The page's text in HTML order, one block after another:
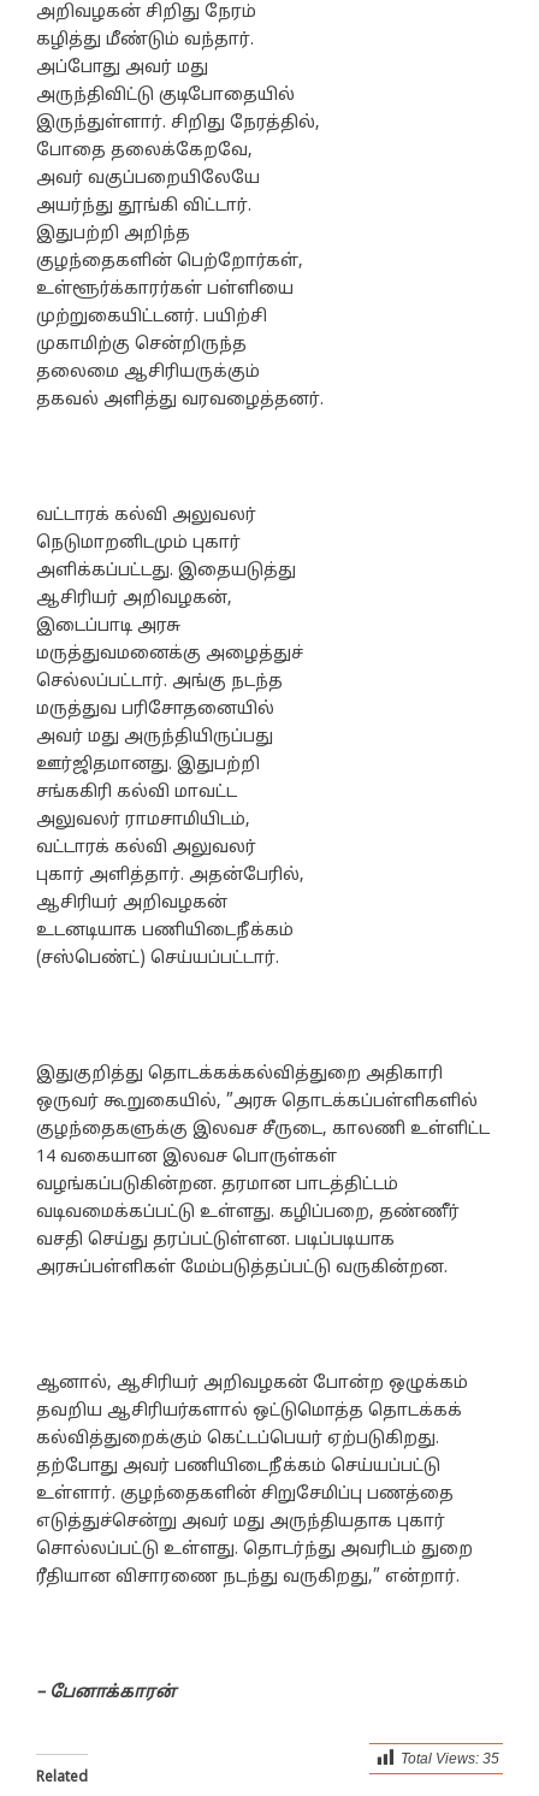
அறிவழகன் சிறிது நேரம்
கழித்து மீண்டும் வந்தார்.
அப்போது அவர் மது
அருந்திவிட்டு குடிபோதையில்
இருந்துள்ளார். சிறிது நேரத்தில்,
போதை தலைக்கேறவே,
அவர் வகுப்பறையிலேயே
அயர்ந்து தூங்கி விட்டார்.
இதுபற்றி அறிந்த
குழந்தைகளின் பெற்றோர்கள்,
உள்ளூர்க்காரர்கள் பள்ளியை
முற்றுகையிட்டனர். பயிற்சி
முகாமிற்கு சென்றிருந்த
தலைமை ஆசிரியருக்கும்
தகவல் அளித்து வரவழைத்தனர்.
வட்டாரக் கல்வி அலுவலர்
நெடுமாறனிடமும் புகார்
அளிக்கப்பட்டது. இதையடுத்து
ஆசிரியர் அறிவழகன்,
இடைப்பாடி அரசு
மருத்துவமனைக்கு அழைத்துச்
செல்லப்பட்டார். அங்கு நடந்த
மருத்துவ பரிசோதனையில்
அவர் மது அருந்தியிருப்பது
ஊர்ஜிதமானது. இதுபற்றி
சங்ககிரி கல்வி மாவட்ட
அலுவலர் ராமசாமியிடம்,
வட்டாரக் கல்வி அலுவலர்
புகார் அளித்தார். அதன்பேரில்,
ஆசிரியர் அறிவழகன்
உடனடியாக பணியிடைநீக்கம்
(சஸ்பெண்ட்) செய்யப்பட்டார்.
இதுகுறித்து தொடக்கக்கல்வித்துறை அதிகாரி
ஒருவர் கூறுகையில், ”அரசு தொடக்கப்பள்ளிகளில்
குழந்தைகளுக்கு இலவச சீருடை, காலணி உள்ளிட்ட
14 வகையான இலவச பொருள்கள்
வழங்கப்படுகின்றன. தரமான பாடத்திட்டம்
வடிவமைக்கப்பட்டு உள்ளது. கழிப்பறை, தண்ணீர்
வசதி செய்து தரப்பட்டுள்ளன. படிப்படியாக
அரசுப்பள்ளிகள் மேம்படுத்தப்பட்டு வருகின்றன.
ஆனால், ஆசிரியர் அறிவழகன் போன்ற ஒழுக்கம்
தவறிய ஆசிரியர்களால் ஒட்டுமொத்த தொடக்கக்
கல்வித்துறைக்கும் கெட்டப்பெயர் ஏற்படுகிறது.
தற்போது அவர் பணியிடைநீக்கம் செய்யப்பட்டு
உள்ளார். குழந்தைகளின் சிறுசேமிப்பு பணத்தை
எடுத்துச்சென்று அவர் மது அருந்தியதாக புகார்
சொல்லப்பட்டு உள்ளது. தொடர்ந்து அவரிடம் துறை
ரீதியான விசாரணை நடந்து வருகிறது,” என்றார்.
– பேனாக்காரன்
Total Views: 35
Related